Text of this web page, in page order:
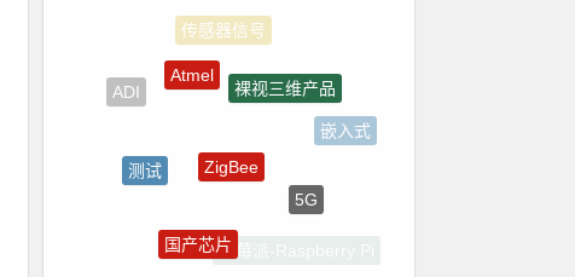
ADI
嵌入式
树莓派-Raspberry Pi
国产半导体